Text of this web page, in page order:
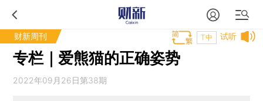
财新周刊 试听
T中
专栏｜爱熊猫的正确姿势
2022年09月26日第38期